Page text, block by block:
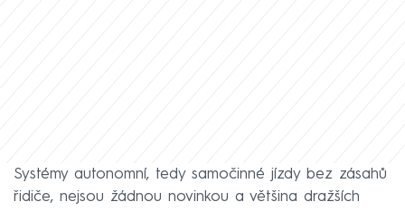
Systémy autonomní, tedy samočinné jízdy bez zásahů
řidiče, nejsou žádnou novinkou a většina dražších